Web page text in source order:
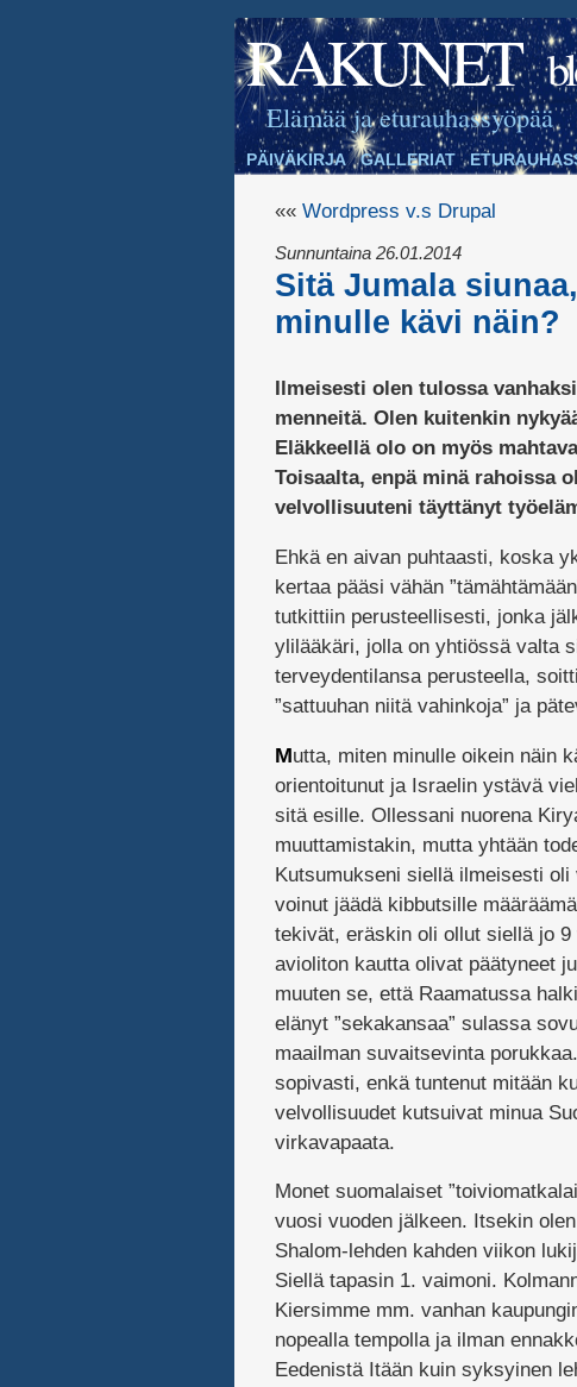
RAKUNET
Elämää ja eturauhassyöpää
PÄIVÄKIRJA GALLERIAT
«« Wordpress v.s Drupal
Sunnuntaina 26.01.2014
Sitä Jumala
minulle kävi näin?
Ilmeisesti olen tulossa
menneitä. Olen kuitenkin
Eläkkeellä olo on myös
Toisaalta, enpä minä rahoissa
velvollisuuteni täyttänyt
Ehkä en aivan puhtaasti, koska
kertaa pääsi vähän
tutkittiin perusteellisesti, jonka
ylilääkäri, jolla on yhtiössä valta
terveydentilansa perusteella,
”sattuuhan niitä vahinkoja” ja
Mutta, miten minulle oikein näin
orientoitunut ja Israelin ystävä
sitä esille. Ollessani nuorena
muuttamistakin, mutta yhtään
Kutsumukseni siellä ilmeisesti
voinut jäädä kibbutsille
tekivät, eräskin oli ollut siellä jo
avioliton kautta olivat päätyneet
muuten se, että Raamatussa
elänyt ”sekakansaa” sulassa
maailman suvaitsevinta
sopivasti, enkä tuntenut mitään
velvollisuudet kutsuivat minua
virkavapaata.
Monet suomalaiset
vuosi vuoden jälkeen. Itsekin
Shalom-lehden kahden viikon
Siellä tapasin 1. vaimoni.
Kiersimme mm. vanhan
nopealla tempolla ja ilman
Eedenistä Itään kuin syksyinen